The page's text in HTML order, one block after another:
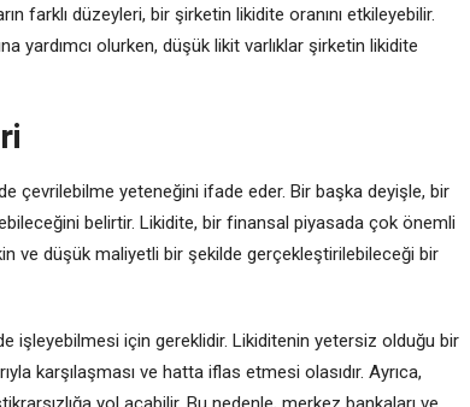
farklı düzeyleri, bir şirketin likidite oranını etkileyebilir.
yardımcı olurken, düşük likit varlıklar şirketin likidite
çevrilebilme yeteneğini ifade eder. Bir başka deyişle, bir
belirtir. Likidite, bir finansal piyasada çok önemli
ve düşük maliyetli bir şekilde gerçekleştirilebileceği bir
işleyebilmesi için gereklidir. Likiditenin yetersiz olduğu bir
karşılaşması ve hatta iflas etmesi olasıdır. Ayrıca,